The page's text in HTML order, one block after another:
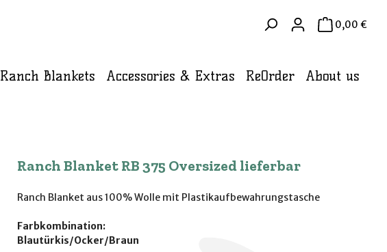
0,00 €
Ranch Blankets Accessories & Extras ReOrder About us
Ranch Blanket RB 375 Oversized lieferbar
Ranch Blanket aus 100% Wolle mit Plastikaufbewahrungstasche
Farbkombination:
Blautürkis/Ocker/Braun